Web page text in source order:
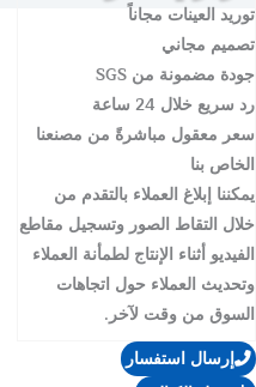
توريد العينات مجاناً
تصميم مجاني
جودة مضمونة من SGS
رد سريع خلال 24 ساعة
سعر معقول مباشرةً من مصنعنا
الخاص بنا
يمكننا إبلاغ العملاء بالتقدم من
خلال التقاط الصور وتسجيل مقاطع
الفيديو أثناء الإنتاج لطمأنة العملاء
وتحديث العملاء حول اتجاهات
السوق من وقت لآخر.
إرسال استفسار